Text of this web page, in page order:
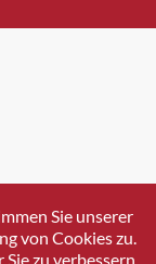
Sie unserer
von Cookies zu.
zu verbessern.